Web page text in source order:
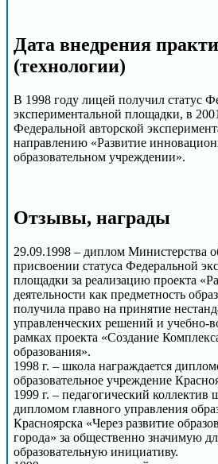
Дата внедрения
(технологии)
В 1998 году лицей получил статус
экспериментальной площадки, в
Федеральной авторской
направлению «Развитие
образовательном учреждении».
Отзывы, награды
29.09.1998 – диплом Министерства
присвоении статуса Федеральной
площадки за реализацию проекта
деятельности как предметность
получила право на принятие
управленческих решений и учебно-
рамках проекта «Создание
образования».
1998 г. – школа награждается
образовательное учреждение
1999 г. – педагогический коллектив
дипломом главного управления
Красноярска «Через развитие
города» за общественно значимую
образовательную инициативу.